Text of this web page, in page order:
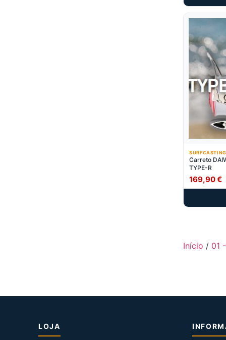
Carreto
TYPE-R
169,90€
Início / 01
LOJA